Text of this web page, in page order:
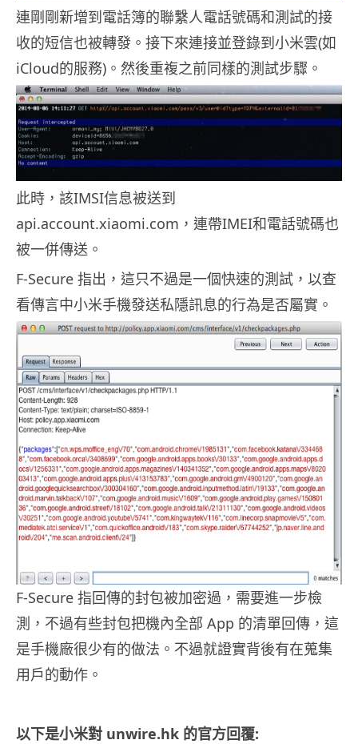
連剛剛新增到電話簿的聯繫人電話號碼和測試的接
收的短信也被轉發。接下來連接並登錄到小米雲(如
iCloud的服務)。然後重複之前同樣的測試步驟。
此時，該IMSI信息被送到
api.account.xiaomi.com，連帶IMEI和電話號碼也
被一併傳送。
F-Secure 指出，這只不過是一個快速的測試，以查
看傳言中小米手機發送私隱訊息的行為是否屬實。
F-Secure 指回傳的封包被加密過，需要進一步檢
測，不過有些封包把機內全部 App 的清單回傳，這
是手機廠很少有的做法。不過就證實背後有在蒐集
用戶的動作。
以下是小米對 unwire.hk 的官方回覆: